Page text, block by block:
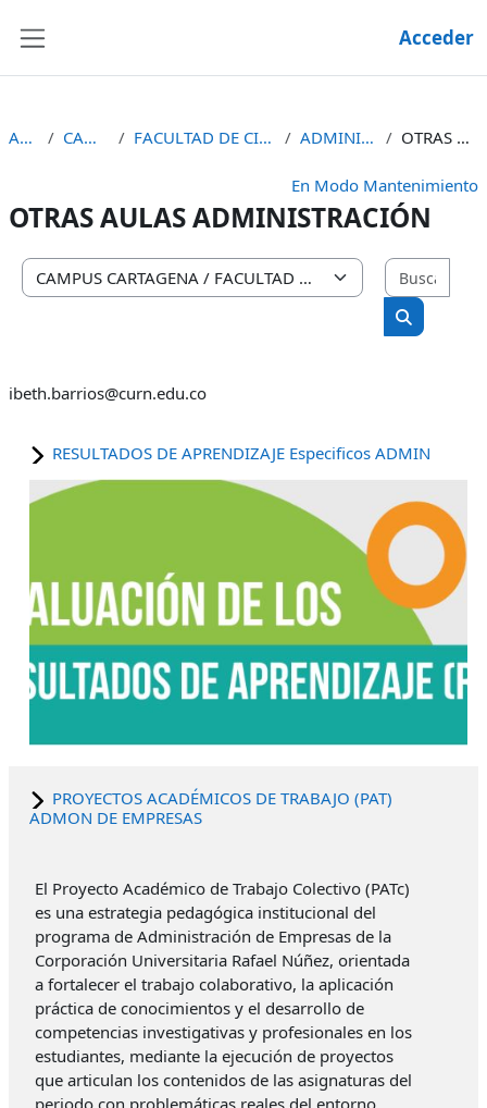
Acceder
Aula Virtual CAMPUS CARTAGENA FACULTAD DE CIENCIAS CONTABLES Y ADMINISTRATIVAS ADMINISTRACIÓN DE EMPRESAS OTRAS AULAS ADMINISTRACIÓN
En Modo Mantenimiento
OTRAS AULAS ADMINISTRACIÓN
Categorías
Buscar
ibeth.barrios@curn.edu.co
RESULTADOS DE APRENDIZAJE Especificos ADMIN
PROYECTOS ACADÉMICOS DE TRABAJO (PAT)
ADMON DE EMPRESAS
El Proyecto Académico de Trabajo Colectivo (PATc)
es una estrategia pedagógica institucional del
programa de Administración de Empresas de la
Corporación Universitaria Rafael Núñez, orientada
a fortalecer el trabajo colaborativo, la aplicación
práctica de conocimientos y el desarrollo de
competencias investigativas y profesionales en los
estudiantes, mediante la ejecución de proyectos
que articulan los contenidos de las asignaturas del
periodo con problemáticas reales del entorno